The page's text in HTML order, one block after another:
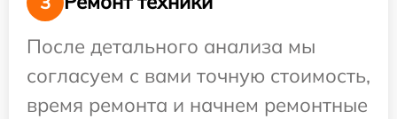
После детального анализа мы
согласуем с вами точную стоимость,
время ремонта и начнем ремонтные